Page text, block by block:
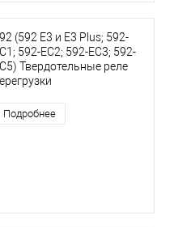
(592 E3 и E3 Plus; 592-
592-EC2; 592-ЕС3; 592-
Твердотельные реле
Подробнее